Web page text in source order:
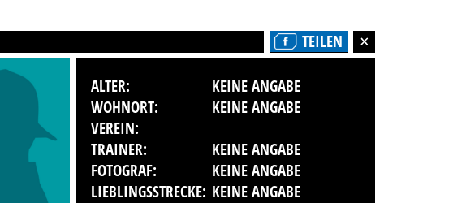
TEILEN
ALTER:
KEINE ANGABE
WOHNORT:
KEINE ANGABE
VEREIN:
TRAINER:
KEINE ANGABE
FOTOGRAF:
KEINE ANGABE
LIEBLINGSSTRECKE: KEINE ANGABE